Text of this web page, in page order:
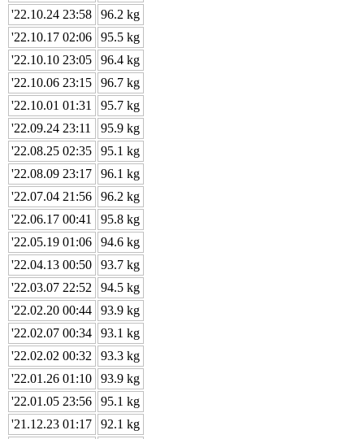
'22.10.24 23:58
96.2 kg
'22.10.17 02:06
95.5 kg
'22.10.10 23:05
96.4 kg
'22.10.06 23:15
96.7 kg
'22.10.01 01:31
95.7 kg
'22.09.24 23:11
95.9 kg
'22.08.25 02:35
95.1 kg
'22.08.09 23:17
96.1 kg
'22.07.04 21:56
96.2 kg
'22.06.17 00:41
95.8 kg
'22.05.19 01:06
94.6 kg
'22.04.13 00:50
93.7 kg
'22.03.07 22:52
94.5 kg
'22.02.20 00:44
93.9 kg
'22.02.07 00:34
93.1 kg
'22.02.02 00:32
93.3 kg
'22.01.26 01:10
93.9 kg
'22.01.05 23:56
95.1 kg
'21.12.23 01:17
92.1 kg